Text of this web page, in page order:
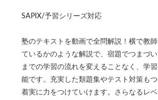
SAPIX/予習シリーズ対応
塾のテキストを動画で全問解説！横で教
ているかのような解説で、宿題でつまづ
までの学習の流れを変えることなく、学習
能です。充実した類題集やテスト対策もつ
着実に力をつけていけます。さらなるレ